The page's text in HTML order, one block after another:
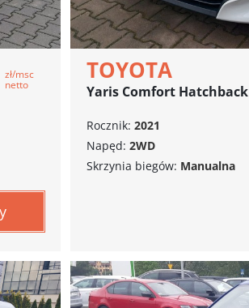
zł/msc
netto
TOYOTA
Yaris Comfort Hatchback
Rocznik: 2021
Napęd: 2WD
Skrzynia biegów: Manualna